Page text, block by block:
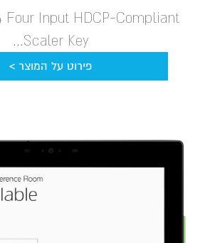
Four Input HDCP-Compliant
Scaler Key...
פירוט על המוצר >